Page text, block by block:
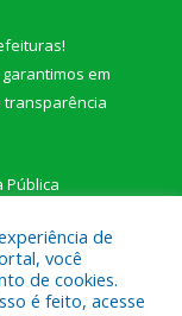
!
em
transparência
Pública
de Novo
de
você
de cookies.
é feito, acesse